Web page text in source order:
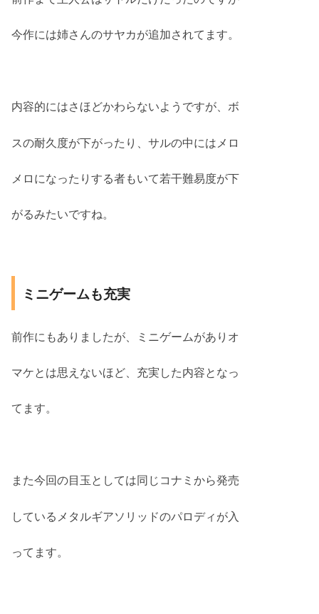
今作には姉さんのサヤカが追加されてます。
内容的にはさほどかわらないようですが、ボ
スの耐久度が下がったり、サルの中にはメロ
メロになったりする者もいて若干難易度が下
がるみたいですね。
ミニゲームも充実
前作にもありましたが、ミニゲームがありオ
マケとは思えないほど、充実した内容となっ
てます。
また今回の目玉としては同じコナミから発売
しているメタルギアソリッドのパロディが入
ってます。